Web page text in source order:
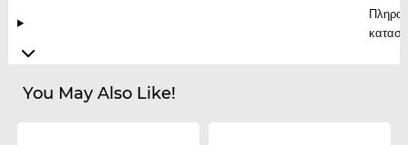
You May Also Like!